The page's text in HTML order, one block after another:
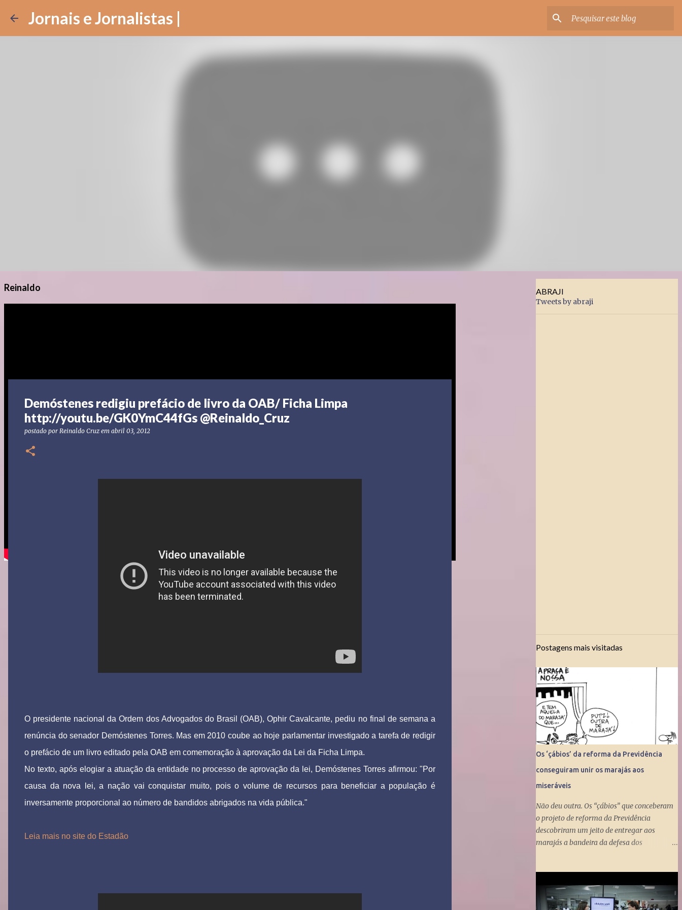
Jornais e Jornalistas |
Reinaldo
Demóstenes redigiu prefácio de livro da OAB/ Ficha Limpa
http://youtu.be/GK0YmC44fGs @Reinaldo_Cruz
postado por Reinaldo Cruz em abril 03, 2012
O presidente nacional da Ordem dos Advogados do Brasil (OAB), Ophir Cavalcante, pediu no final de semana a
renúncia do senador Demóstenes Torres. Mas em 2010 coube ao hoje parlamentar investigado a tarefa de redigir
o prefácio de um livro editado pela OAB em comemoração à aprovação da Lei da Ficha Limpa.
No texto, após elogiar a atuação da entidade no processo de aprovação da lei, Demóstenes Torres afirmou: "Por
causa da nova lei, a nação vai conquistar muito, pois o volume de recursos para beneficiar a população é
inversamente proporcional ao número de bandidos abrigados na vida pública."
Leia mais no site do Estadão
ABRAJI
Tweets by abraji
Postagens mais visitadas
Os ‘çábios’ da reforma da Previdência
conseguiram unir os marajás aos
miseráveis
Não deu outra. Os “çábios” que conceberam
o projeto de reforma da Previdência
descobriram um jeito de entregar aos
marajás a bandeira da defesa dos
miseráveis que têm mais de 65 anos. O
projeto é engenhoso. Dá R$ 400 ao